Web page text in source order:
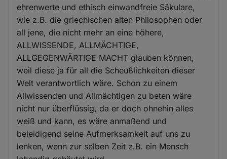
ehrenwerte und ethisch einwandfreie Säkulare,
wie z.B. die griechischen alten Philosophen oder
all jene, die nicht mehr an eine höhere,
ALLWISSENDE, ALLMÄCHTIGE,
ALLGEGENWÄRTIGE MACHT glauben können,
weil diese ja für all die Scheußlichkeiten dieser
Welt verantwortlich wäre. Schon zu einem
Allwissenden und Allmächtigen zu beten wäre
nicht nur überflüssig, da er doch ohnehin alles
weiß und kann, es wäre anmaßend und
beleidigend seine Aufmerksamkeit auf uns zu
lenken, wenn zur selben Zeit z.B. ein Mensch